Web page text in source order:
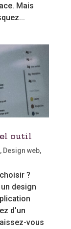
Mais
outil
, Design web,
?
design
d’un
vous